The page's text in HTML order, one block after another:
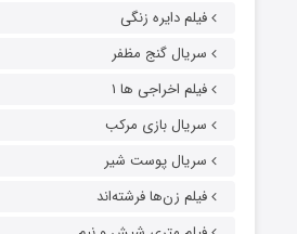
فیلم دایره زنگی
سریال گنج مظفر
فیلم اخراجی ها ۱
سریال بازی مرکب
سریال پوست شیر
فیلم زن‌ها فرشته‌اند